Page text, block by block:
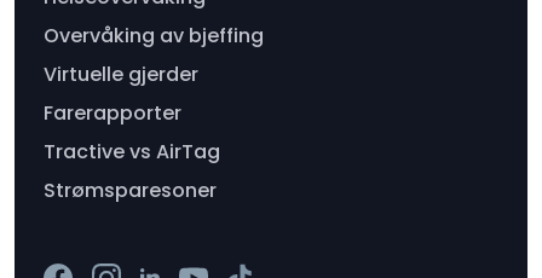
Overvåking av bjeffing
Virtuelle gjerder
Farerapporter
Tractive vs AirTag
Strømsparesoner